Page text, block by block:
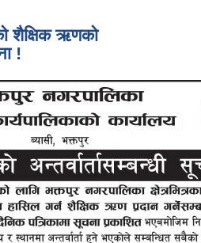
शैक्षिक ऋणको
!